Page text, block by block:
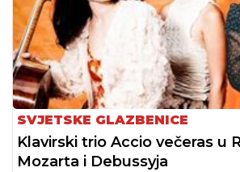
SVJETSKE GLAZBENICE
Klavirski trio Accio večeras u
Mozarta i Debussyja